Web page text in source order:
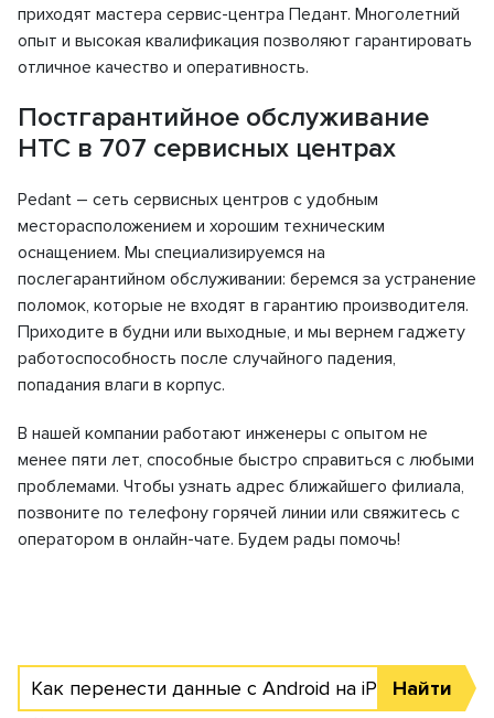
приходят мастера сервис-центра Педант. Многолетний
опыт и высокая квалификация позволяют гарантировать
отличное качество и оперативность.
Постгарантийное обслуживание
HTC в 707 сервисных центрах
Pedant – сеть сервисных центров с удобным
месторасположением и хорошим техническим
оснащением. Мы специализируемся на
послегарантийном обслуживании: беремся за устранение
поломок, которые не входят в гарантию производителя.
Приходите в будни или выходные, и мы вернем гаджету
работоспособность после случайного падения,
попадания влаги в корпус.
В нашей компании работают инженеры с опытом не
менее пяти лет, способные быстро справиться с любыми
проблемами. Чтобы узнать адрес ближайшего филиала,
позвоните по телефону горячей линии или свяжитесь с
оператором в онлайн-чате. Будем рады помочь!
Как перенести данные с Android на iPhoneНайти